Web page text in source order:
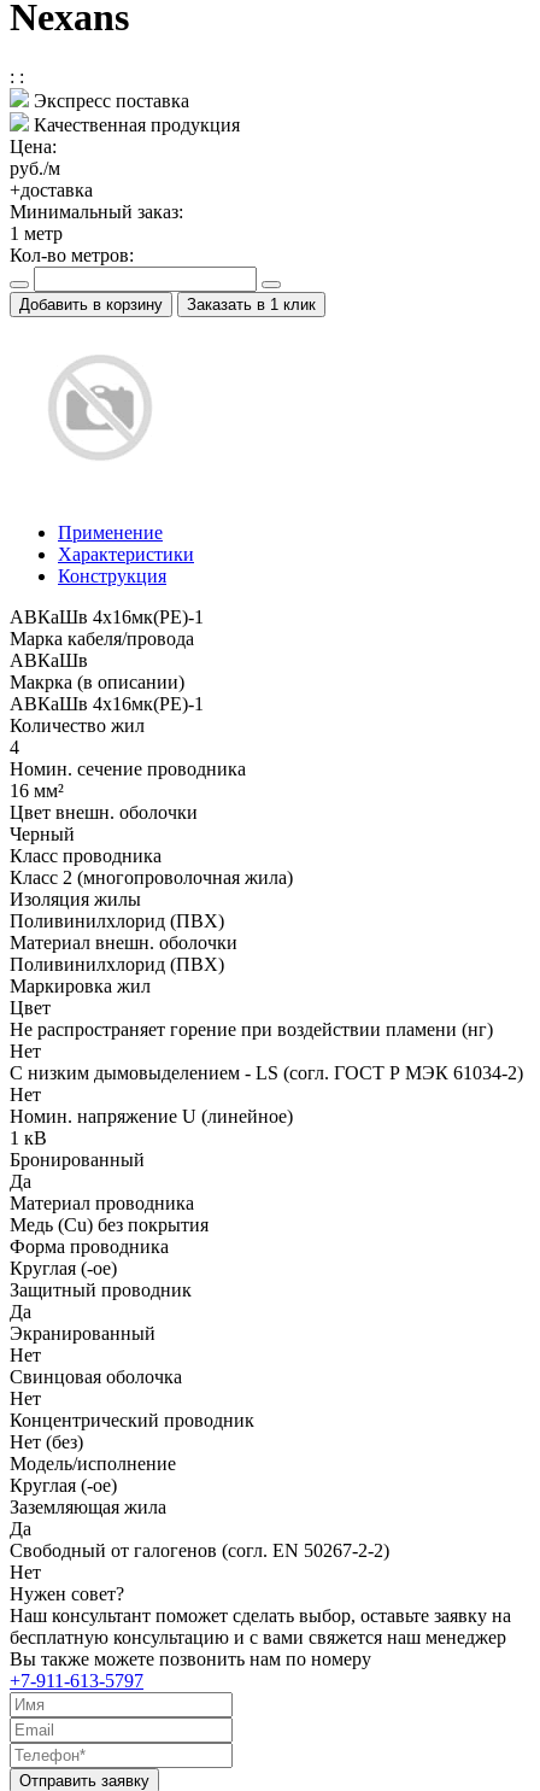
Nexans
: :
Экспресс поставка
Качественная продукция
Цена:
руб./м
+доставка
Минимальный заказ:
1 метр
Кол-во метров:
Добавить в корзину Заказать в 1 клик
Применение
Характеристики
Конструкция
АВКаШв 4x16мк(PE)-1
Марка кабеля/провода
АВКаШв
Макрка (в описании)
АВКаШв 4x16мк(PE)-1
Количество жил
4
Номин. сечение проводника
16 мм²
Цвет внешн. оболочки
Черный
Класс проводника
Класс 2 (многопроволочная жила)
Изоляция жилы
Поливинилхлорид (ПВХ)
Материал внешн. оболочки
Поливинилхлорид (ПВХ)
Маркировка жил
Цвет
Не распространяет горение при воздействии пламени (нг)
Нет
С низким дымовыделением - LS (согл. ГОСТ Р МЭК 61034-2)
Нет
Номин. напряжение U (линейное)
1 кВ
Бронированный
Да
Материал проводника
Медь (Cu) без покрытия
Форма проводника
Круглая (-ое)
Защитный проводник
Да
Экранированный
Нет
Свинцовая оболочка
Нет
Концентрический проводник
Нет (без)
Модель/исполнение
Круглая (-ое)
Заземляющая жила
Да
Свободный от галогенов (согл. EN 50267-2-2)
Нет
Нужен совет?
Наш консультант поможет сделать выбор, оставьте заявку на
бесплатную консультацию и с вами свяжется наш менеджер
Вы также можете позвонить нам по номеру
+7-911-613-5797
Отправить заявку